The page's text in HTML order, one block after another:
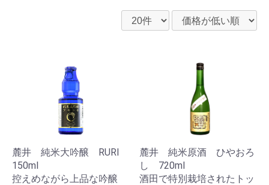
麓井 純米大吟醸 RURI
150ml
控えめながら上品な吟醸
麓井 純米原酒 ひやおろ
し 720ml
酒田で特別栽培されたトッ